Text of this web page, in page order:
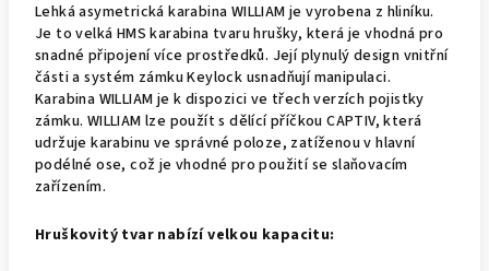
Lehká asymetrická karabina WILLIAM je vyrobena z hliníku.
Je to velká HMS karabina tvaru hrušky, která je vhodná pro
snadné připojení více prostředků. Její plynulý design vnitřní
části a systém zámku Keylock usnadňují manipulaci.
Karabina WILLIAM je k dispozici ve třech verzích pojistky
zámku. WILLIAM lze použít s dělící příčkou CAPTIV, která
udržuje karabinu ve správné poloze, zatíženou v hlavní
podélné ose, což je vhodné pro použití se slaňovacím
zařízením.
Hruškovitý tvar nabízí velkou kapacitu: